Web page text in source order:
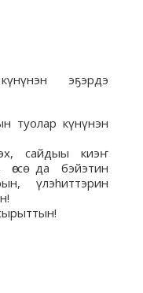
эҕэрдэ
туолар күнүнэн
сайдыы киэҥ
өссө да бэйэтин
үлэhиттэрин